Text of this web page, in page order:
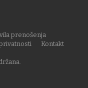
prenošenja
Kontakt